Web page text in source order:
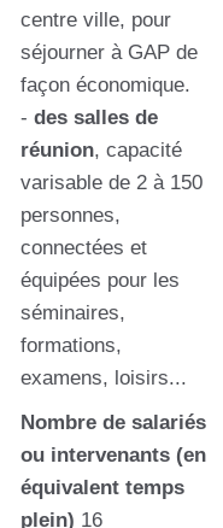
centre ville, pour
séjourner à GAP de
façon économique.
- des salles de
réunion, capacité
varisable de 2 à 150
personnes,
connectées et
équipées pour les
séminaires,
formations,
examens, loisirs...
Nombre de salariés
ou intervenants (en
équivalent temps
plein) 16